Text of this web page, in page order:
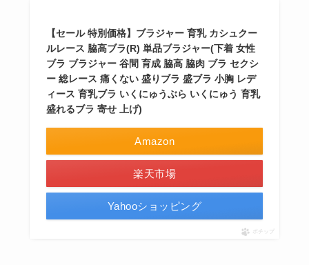
【セール 特別価格】ブラジャー 育乳 カシュクー
ルレース 脇高ブラ(R) 単品ブラジャー(下着 女性
ブラ ブラジャー 谷間 育成 脇高 脇肉 ブラ セクシ
ー 総レース 痛くない 盛りブラ 盛ブラ 小胸 レデ
ィース 育乳ブラ いくにゅうぶら いくにゅう 育乳
盛れるブラ 寄せ 上げ)
Amazon
楽天市場
Yahooショッピング
ポチップ